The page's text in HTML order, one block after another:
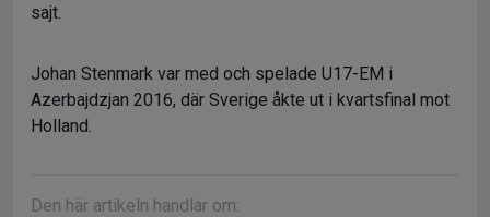
sajt.
Johan Stenmark var med och spelade U17-EM i
Azerbajdzjan 2016, där Sverige åkte ut i kvartsfinal mot
Holland.
Den här artikeln handlar om: